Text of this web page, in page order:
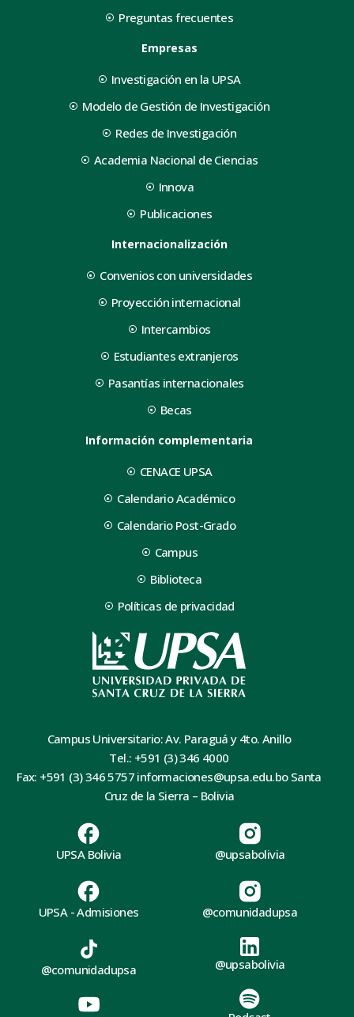
Preguntas frecuentes
Empresas
Investigación en la UPSA
Modelo de Gestión de Investigación
Redes de Investigación
Academia Nacional de Ciencias
Innova
Publicaciones
Internacionalización
Convenios con universidades
Proyección internacional
Intercambios
Estudiantes extranjeros
Pasantías internacionales
Becas
Información complementaria
CENACE UPSA
Calendario Académico
Calendario Post-Grado
Campus
Biblioteca
Políticas de privacidad
Campus Universitario: Av. Paraguá y 4to. Anillo
Tel.: +591 (3) 346 4000
Fax: +591 (3) 346 5757 informaciones@upsa.edu.bo Santa
Cruz de la Sierra – Bolivia
UPSA Bolivia
UPSA - Admisiones
@upsabolivia
@comunidadupsa
@comunidadupsa @upsabolivia